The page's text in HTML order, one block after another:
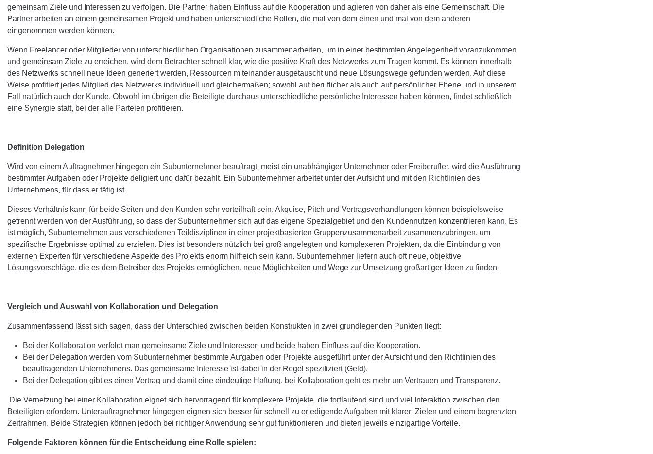
gemeinsam Ziele und Interessen zu verfolgen. Die Partner haben Einfluss auf die Kooperation und agieren von daher als eine Gemeinschaft. Die
Partner arbeiten an einem gemeinsamen Projekt und haben unterschiedliche Rollen, die mal von dem einen und mal von dem anderen
eingenommen werden können.
Wenn Freelancer oder Mitglieder von unterschiedlichen Organisationen zusammenarbeiten, um in einer bestimmten Angelegenheit voranzukommen
und gemeinsam Ziele zu erreichen, wird dem Betrachter schnell klar, wie die positive Kraft des Netzwerks zum Tragen kommt. Es können innerhalb
des Netzwerks schnell neue Ideen generiert werden, Ressourcen miteinander ausgetauscht und neue Lösungswege gefunden werden. Auf diese
Weise profitiert jedes Mitglied des Netzwerks individuell und gleichermaßen; sowohl auf beruflicher als auch auf persönlicher Ebene und in unserem
Fall natürlich auch der Kunde. Obwohl im übrigen die Beteiligte durchaus unterschiedliche persönliche Interessen haben können, findet schließlich
eine Synergie statt, bei der alle Parteien profitieren.
Definition Delegation
Wird von einem Auftragnehmer hingegen ein Subunternehmer beauftragt, meist ein unabhängiger Unternehmer oder Freiberufler, wird die Ausführung
bestimmter Aufgaben oder Projekte deligiert und dafür bezahlt. Ein Subunternehmer arbeitet unter der Aufsicht und mit den Richtlinien des
Unternehmens, für dass er tätig ist.
Dieses Verhältnis kann für beide Seiten und den Kunden sehr vorteilhaft sein. Akquise, Pitch und Vertragsverhandlungen können beispielsweise
getrennt werden von der Ausführung, so dass der Subunternehmer sich auf das eigene Spezialgebiet und den Kundennutzen konzentrieren kann. Es
ist möglich, Subunternehmen aus verschiedenen Teildisziplinen in einer projektbasierten Gruppenzusammenarbeit zusammenzubringen, um
spezifische Ergebnisse optimal zu erzielen. Dies ist besonders nützlich bei groß angelegten und komplexeren Projekten, da die Einbindung von
externen Experten für verschiedene Aspekte des Projekts enorm hilfreich sein kann. Subunternehmer liefern auch oft neue, objektive
Lösungsvorschläge, die es dem Betreiber des Projekts ermöglichen, neue Möglichkeiten und Wege zur Umsetzung großartiger Ideen zu finden.
Vergleich und Auswahl von Kollaboration und Delegation
Zusammenfassend lässt sich sagen, dass der Unterschied zwischen beiden Konstrukten in zwei grundlegenden Punkten liegt:
Bei der Kollaboration verfolgt man gemeinsame Ziele und Interessen und beide haben Einfluss auf die Kooperation.
Bei der Delegation werden vom Subunternehmer bestimmte Aufgaben oder Projekte ausgeführt unter der Aufsicht und den Richtlinien des
beauftragenden Unternehmens. Das gemeinsame Interesse ist dabei in der Regel spezifiziert (Geld).
Bei der Delegation gibt es einen Vertrag und damit eine eindeutige Haftung, bei Kollaboration geht es mehr um Vertrauen und Transparenz.
Die Vernetzung bei einer Kollaboration eignet sich hervorragend für komplexere Projekte, die fortlaufend sind und viel Interaktion zwischen den
Beteiligten erfordern. Unterauftragnehmer hingegen eignen sich besser für schnell zu erledigende Aufgaben mit klaren Zielen und einem begrenzten
Zeitrahmen. Beide Strategien können jedoch bei richtiger Anwendung sehr gut funktionieren und bieten jeweils einzigartige Vorteile.
Folgende Faktoren können für die Entscheidung eine Rolle spielen: